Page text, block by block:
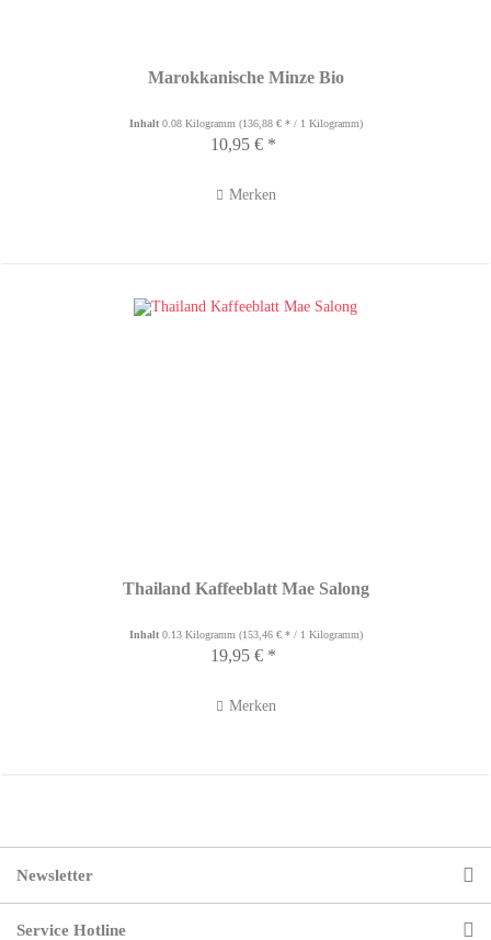
Marokkanische Minze Bio
Inhalt 0.08 Kilogramm (136,88 € * / 1 Kilogramm)
10,95 € *
Merken
Thailand Kaffeeblatt Mae Salong
Inhalt 0.13 Kilogramm (153,46 € * / 1 Kilogramm)
19,95 € *
Merken
Newsletter
Service Hotline